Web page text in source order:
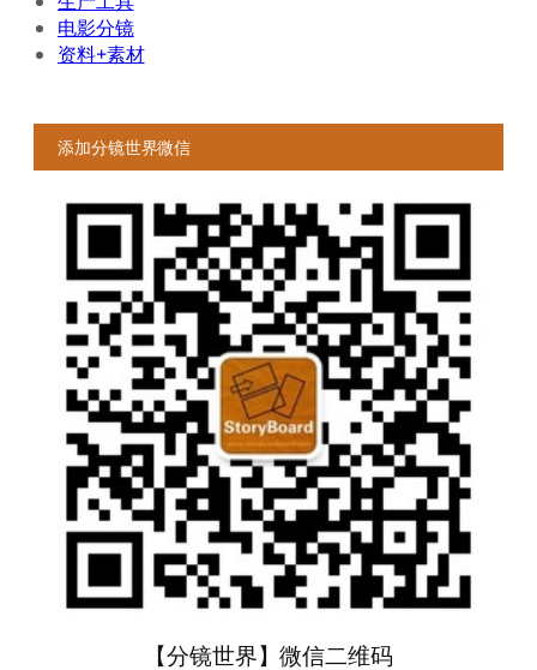
电影分镜
资料+素材
添加分镜世界微信
【分镜世界】微信二维码